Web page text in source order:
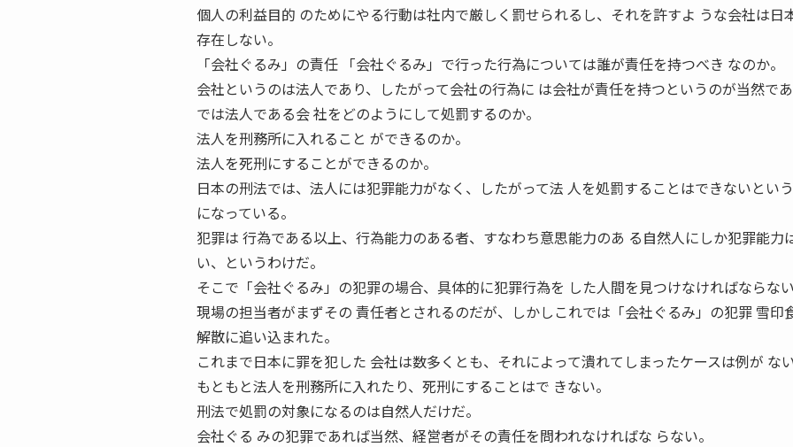
個人の利益目的 のためにやる行動は社内で厳しく罰せられるし、それを許すよ うな会社は日
存在しない。
「会社ぐるみ」の責任 「会社ぐるみ」で行った行為については誰が責任を持つべき なのか。
会社というのは法人であり、したがって会社の行為に は会社が責任を持つというのが当然であ
では法人である会 社をどのようにして処罰するのか。
法人を刑務所に入れること ができるのか。
法人を死刑にすることができるのか。
日本の刑法では、法人には犯罪能力がなく、したがって法 人を処罰することはできないとい
になっている。
犯罪は 行為である以上、行為能力のある者、すなわち意思能力のあ る自然人にしか犯罪能力
い、というわけだ。
そこで「会社ぐるみ」の犯罪の場合、具体的に犯罪行為を した人間を見つけなければならない
現場の担当者がまずその 責任者とされるのだが、しかしこれでは「会社ぐるみ」の犯罪 雪印
解散に追い込まれた。
これまで日本に罪を犯した 会社は数多くとも、それによって潰れてしまったケースは例が ない
もともと法人を刑務所に入れたり、死刑にすることはで きない。
刑法で処罰の対象になるのは自然人だけだ。
会社ぐる みの犯罪であれば当然、経営者がその責任を問われなければな らない。